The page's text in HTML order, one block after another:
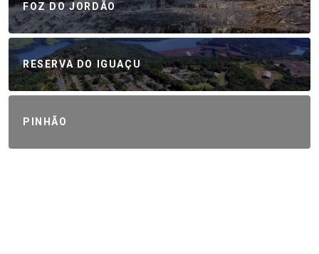
FOZ DO JORDÃO
RESERVA DO IGUAÇU
PINHÃO